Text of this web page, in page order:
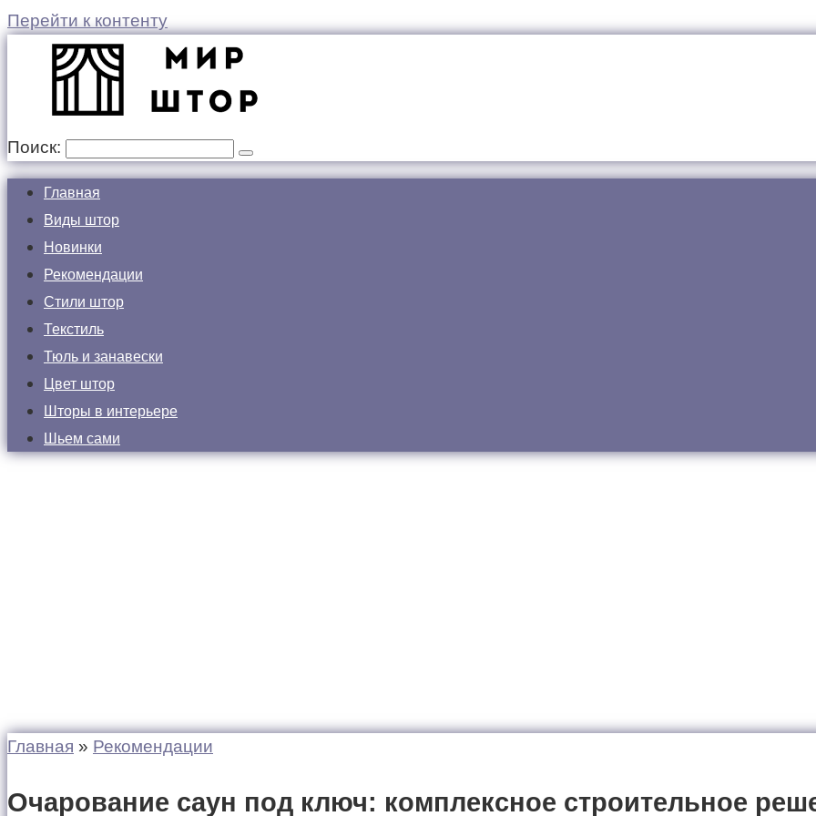
Перейти к контенту
Поиск:
Главная
Виды штор
Новинки
Рекомендации
Стили штор
Текстиль
Тюль и занавески
Цвет штор
Шторы в интерьере
Шьем сами
Главная » Рекомендации
Очарование саун под ключ: комплексное строительное